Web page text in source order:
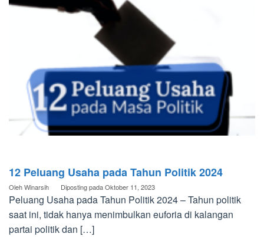
12 Peluang Usaha pada Tahun Politik 2024
OlehWinarsih Diposting padaOktober 11, 2023
Peluang Usaha pada Tahun Politik 2024 – Tahun politik
saat ini, tidak hanya menimbulkan euforia di kalangan
partai politik dan […]